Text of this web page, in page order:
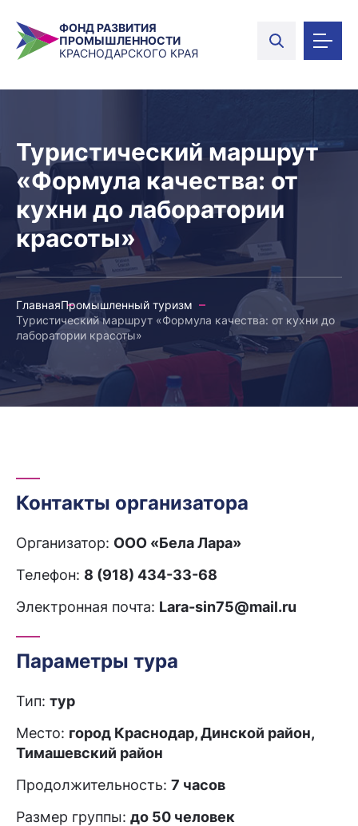
ФОНД РАЗВИТИЯ
ПРОМЫШЛЕННОСТИ
КРАСНОДАРСКОГО КРАЯ
Туристический маршрут
«Формула качества: от
кухни до лаборатории
красоты»
ГлавнаяПромышленный туризм
Туристический маршрут «Формула качества: от кухни до
лаборатории красоты»
Контакты организатора
Организатор: ООО «Бела Лара»
Телефон: 8 (918) 434-33-68
Электронная почта: Lara-sin75@mail.ru
Параметры тура
Тип: тур
Место: город Краснодар, Динской район,
Тимашевский район
Продолжительность: 7 часов
Размер группы: до 50 человек